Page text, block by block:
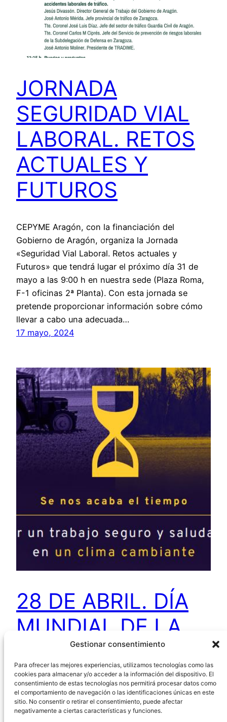
Gestionar consentimiento
Para ofrecer las mejores experiencias, utilizamos tecnologías como las
cookies para almacenar y/o acceder a la información del dispositivo. El
consentimiento de estas tecnologías nos permitirá procesar datos como
el comportamiento de navegación o las identificaciones únicas en este
sitio. No consentir o retirar el consentimiento, puede afectar
negativamente a ciertas características y funciones.
JORNADA
SEGURIDAD VIAL
LABORAL. RETOS
ACTUALES Y
FUTUROS
CEPYME Aragón, con la financiación del
Gobierno de Aragón, organiza la Jornada
«Seguridad Vial Laboral. Retos actuales y
Futuros» que tendrá lugar el próximo día 31 de
mayo a las 9:00 h en nuestra sede (Plaza Roma,
F-1 oficinas 2ª Planta). Con esta jornada se
pretende proporcionar información sobre cómo
llevar a cabo una adecuada…
17 mayo, 2024
28 DE ABRIL. DÍA
MUNDIAL DE LA
SEGURIDAD Y
SALUD EN EL
TRABAJO